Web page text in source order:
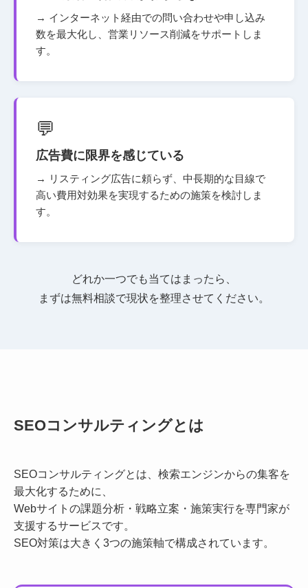
→ インターネット経由での問い合わせや申し込み
数を最大化し、営業リソース削減をサポートしま
す。
💬
広告費に限界を感じている
→ リスティング広告に頼らず、中長期的な目線で
高い費用対効果を実現するための施策を検討しま
す。
どれか一つでも当てはまったら、
まずは無料相談で現状を整理させてください。
SEOコンサルティングとは
SEOコンサルティングとは、検索エンジンからの集客を
最大化するために、
Webサイトの課題分析・戦略立案・施策実行を専門家が
支援するサービスです。
SEO対策は大きく3つの施策軸で構成されています。